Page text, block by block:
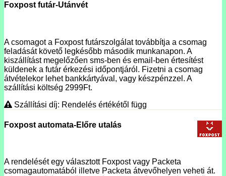
Foxpost futár-Utánvét
A csomagot a Foxpost futárszolgálat továbbítja a csomag
feladását követő legkésőbb második munkanapon. A
kiszállítást megelőzően sms-ben és email-ben értesítést
küldenek a futár érkezési időpontjáról. Fizetni a csomag
átvételekor lehet bankkártyával, vagy készpénzzel. A
szállítási költség 2999Ft.
Szállítási díj: Rendelés értékétől függ
Foxpost automata-Előre utalás
A rendelését egy választott Foxpost vagy Packeta
csomagautomatából illetve Packeta átvevőhelyen veheti át.